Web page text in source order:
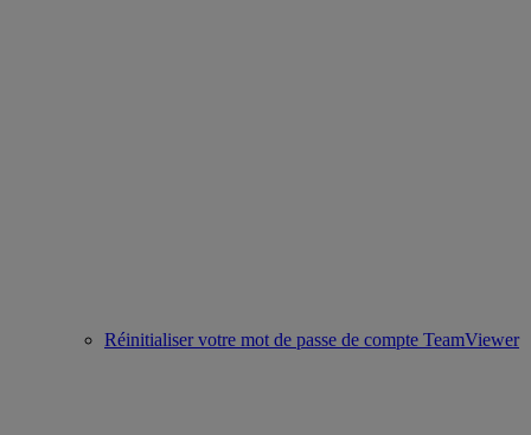
Réinitialiser votre mot de passe de compte TeamViewer